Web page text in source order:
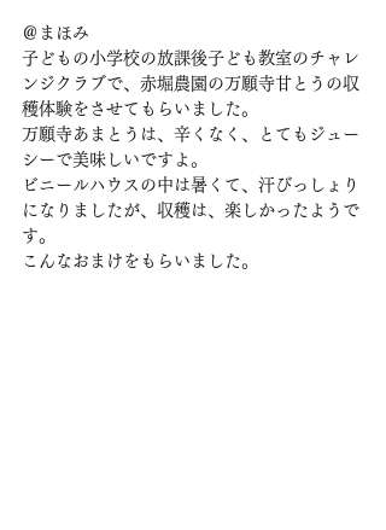
＠まほみ
子どもの小学校の放課後子ども教室のチャレ
ンジクラブで、赤堀農園の万願寺甘とうの収
穫体験をさせてもらいました。
万願寺あまとうは、辛くなく、とてもジュー
シーで美味しいですよ。
ビニールハウスの中は暑くて、汗びっしょり
になりましたが、収穫は、楽しかったようで
す。
こんなおまけをもらいました。